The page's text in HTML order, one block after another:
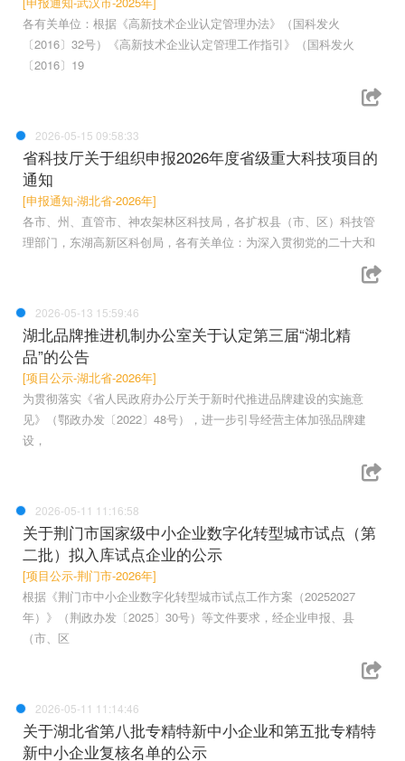
各有关单位：根据《高新技术企业认定管理办法》（国科发火
〔2016〕32号）《高新技术企业认定管理工作指引》（国科发火
〔2016〕19
2026-05-15 09:58:33
省科技厅关于组织申报2026年度省级重大科技项目的
通知
[申报通知-湖北省-2026年]
各市、州、直管市、神农架林区科技局，各扩权县（市、区）科技管
理部门，东湖高新区科创局，各有关单位：为深入贯彻党的二十大和
2026-05-13 15:59:46
湖北品牌推进机制办公室关于认定第三届“湖北精
品”的公告
[项目公示-湖北省-2026年]
为贯彻落实《省人民政府办公厅关于新时代推进品牌建设的实施意
见》（鄂政办发〔2022〕48号），进一步引导经营主体加强品牌建
设，
2026-05-11 11:16:58
关于荆门市国家级中小企业数字化转型城市试点（第
二批）拟入库试点企业的公示
[项目公示-荆门市-2026年]
根据《荆门市中小企业数字化转型城市试点工作方案（20252027
年）》（荆政办发〔2025〕30号）等文件要求，经企业申报、县
（市、区
2026-05-11 11:14:46
关于湖北省第八批专精特新中小企业和第五批专精特
新中小企业复核名单的公示